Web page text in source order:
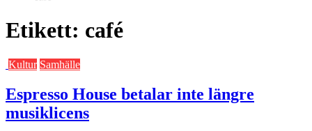
Etikett: café
Kultur Samhälle
Espresso House betalar inte längre
musiklicens